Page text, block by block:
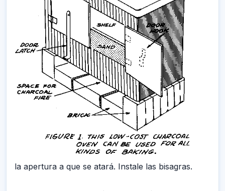
la apertura a que se atará. Instale las bisagras.